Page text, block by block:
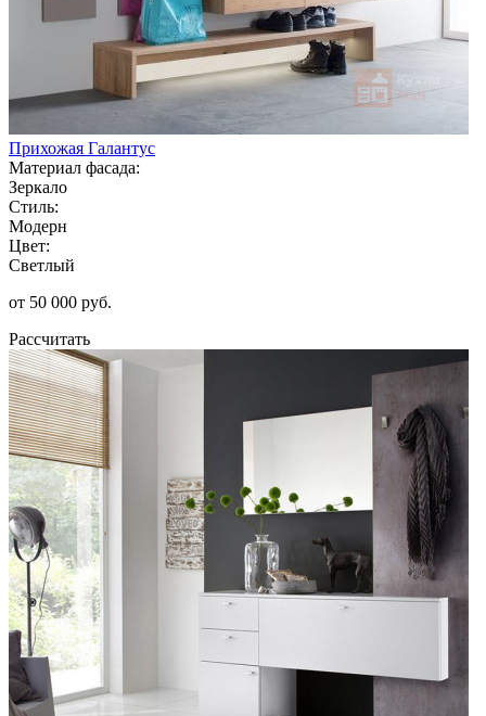
Прихожая Галантус
Материал фасада:
Зеркало
Стиль:
Модерн
Цвет:
Светлый
от 50 000 руб.
Рассчитать